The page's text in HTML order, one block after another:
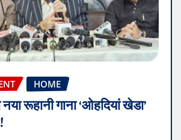
HOME
रूहानी गाना ‘ओहदियां खेडा’